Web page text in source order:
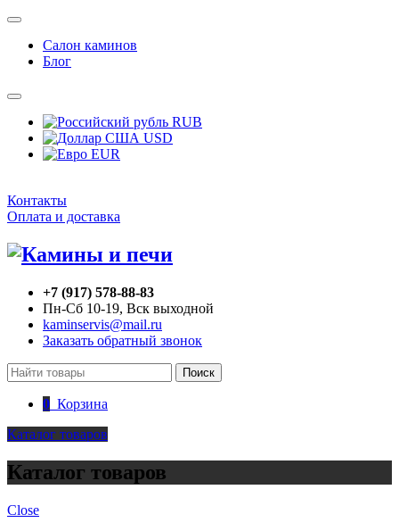
Салон каминов
Блог
RUB
USD
EUR
Контакты
Оплата и доставка
+7 (917) 578-88-83
Пн-Сб 10-19, Вск выходной
kaminservis@mail.ru
Заказать обратный звонок
Поиск
0 Корзина
Каталог товаров
Каталог товаров
Close